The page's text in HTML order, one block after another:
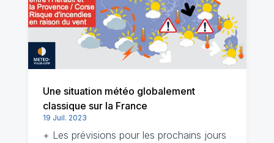
Une situation météo globalement
classique sur la France
19 Juil. 2023
+ Les prévisions pour les prochains jours